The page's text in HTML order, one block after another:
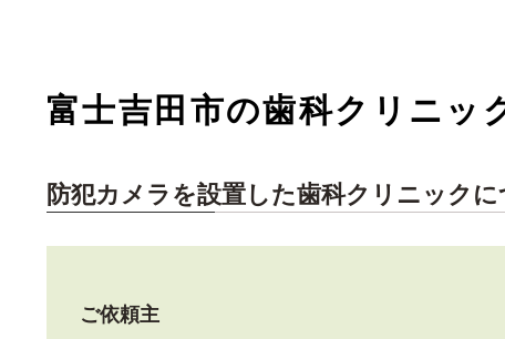
富士吉田市の歯科クリニッ
防犯カメラを設置した歯科クリニックに
ご依頼主